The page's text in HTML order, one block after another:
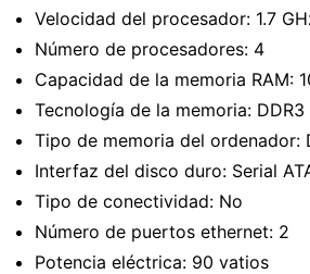
Velocidad del procesador: ‎1.7
Número de procesadores: ‎4
Capacidad de la memoria RAM:
Tecnología de la memoria: ‎DDR3
Tipo de memoria del ordenador:
Interfaz del disco duro: ‎Serial
Tipo de conectividad: ‎No
Número de puertos ethernet: ‎2
Potencia eléctrica: ‎90 vatios